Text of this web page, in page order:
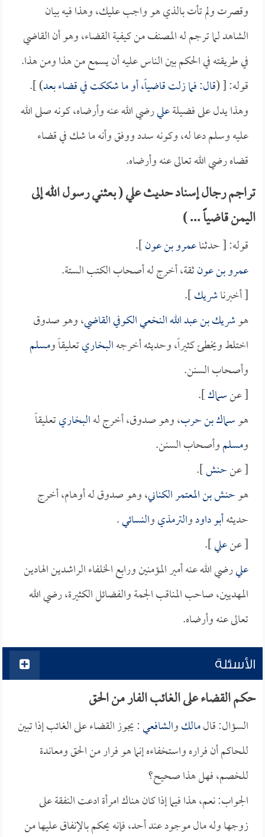
وقصرت ولم تأت بالذي هو واجب عليك، وهذا فيه بيان
الشاهد لما ترجم له المصنف من كيفية القضاء، وهو أن القاضي
في طريقته في الحكم بين الناس عليه أن يسمع من هذا ومن هذا.
قوله: [ (قال: فما زلت قاضياً، أو ما شككت في قضاء بعد) ].
وهذا يدل على فضيلةعليرضي الله عنه وأرضاه، كونه صلى الله
عليه وسلم دعا له، وكونه سدد ووفق وأنه ما شك في قضاء
قضاه رضي الله تعالى عنه وأرضاه.
تراجم رجال إسناد حديث علي ( بعثني رسول الله إلى
اليمن قاضياً ... )
قوله: [ حدثناعمرو بن عون].
عمرو بن عونثقة، أخرج له أصحاب الكتب الستة.
[ أخبرناشريك].
هوشريك بن عبد الله النخعي الكوفي القاضي، وهو صدوق
اختلط ويخطئ كثيراً، وحديثه أخرجهالبخاريتعليقاً ومسلم
وأصحاب السنن.
[ عنسماك].
هوسماك بن حرب، وهو صدوق، أخرج لهالبخاريتعليقاً
ومسلموأصحاب السنن.
[ عنحنش].
هوحنش بن المعتمر الكناني، وهو صدوق له أوهام، أخرج
حديثهأبو داودوالترمذيوالنسائي.
[ عنعلي].
عليرضي الله عنه أمير المؤمنين ورابع الخلفاء الراشدين الهادين
المهديين، صاحب المناقب الجمة والفضائل الكثيرة، رضي الله
تعالى عنه وأرضاه.
الأسئلة
حكم القضاء على الغائب الفار من الحق
السؤال: قالمالكوالشافعي: يجوز القضاء على الغائب إذا تبين
للحاكم أن فراره واستخفاءه إنما هو فرار من الحق ومعاندة
للخصم، فهل هذا صحيح؟
الجواب: نعم، هذا فيما إذا كان هناك امرأة ادعت النفقة على
زوجها وله مال موجود عند أحد، فإنه يحكم بالإنفاق عليها من